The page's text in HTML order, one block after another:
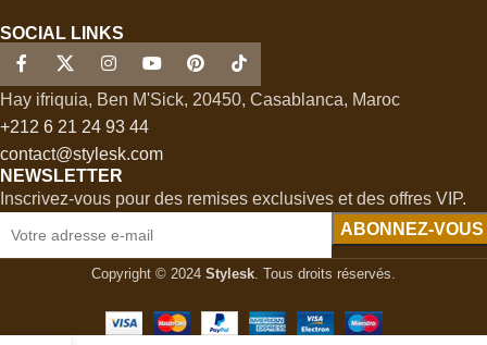
SOCIAL LINKS
Hay ifriquia, Ben M'Sick, 20450, Casablanca, Maroc
+212 6 21 24 93 44
contact@stylesk.com
NEWSLETTER
Inscrivez-vous pour des remises exclusives et des offres VIP.
Copyright © 2024 Stylesk. Tous droits réservés.